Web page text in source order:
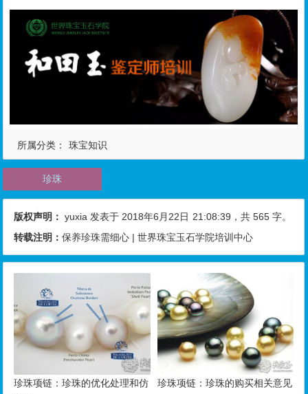
所属分类： 珠宝知识
珍珠
版权声明： yuxia 发表于 2018年6月22日 21:08:39 ，共 565 字。
转载注明：保养珍珠需细心 | 世界珠宝玉石学院培训中心
珍珠项链：珍珠的优化处理和仿
珍珠项链：珍珠的购买相关意见